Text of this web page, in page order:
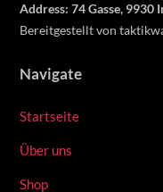
Address: 74 Gasse,
Bereitgestellt von
Navigate
Startseite
Über uns
Shop